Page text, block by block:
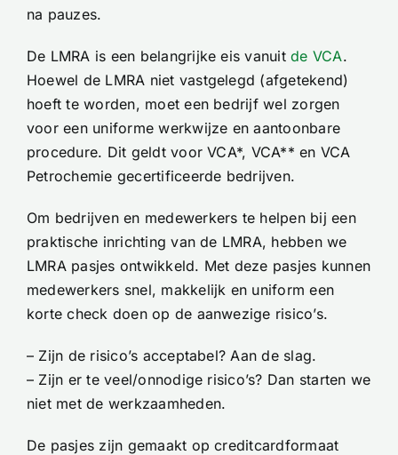
na pauzes.
De LMRA is een belangrijke eis vanuitde VCA.
Hoewel de LMRA niet vastgelegd (afgetekend)
hoeft te worden, moet een bedrijf wel zorgen
voor een uniforme werkwijze en aantoonbare
procedure. Dit geldt voor VCA*, VCA** en VCA
Petrochemie gecertificeerde bedrijven.
Om bedrijven en medewerkers te helpen bij een
praktische inrichting van de LMRA, hebben we
LMRA pasjes ontwikkeld. Met deze pasjes kunnen
medewerkers snel, makkelijk en uniform een
korte check doen op de aanwezige risico’s.
– Zijn de risico’s acceptabel? Aan de slag.
– Zijn er te veel/onnodige risico’s? Dan starten we
niet met de werkzaamheden.
De pasjes zijn gemaakt op creditcardformaat